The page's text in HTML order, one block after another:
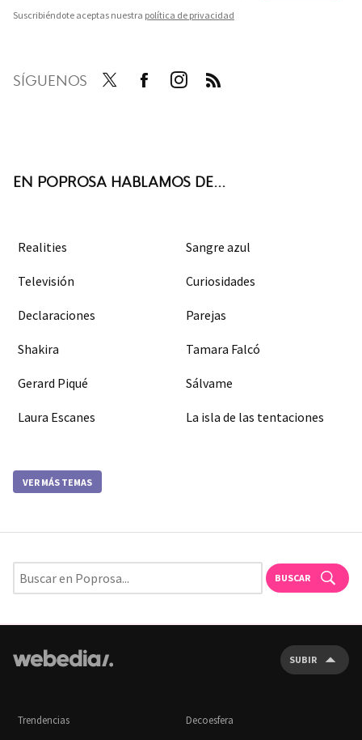
Suscribiéndote aceptas nuestra política de privacidad
SÍGUENOS
EN POPROSA HABLAMOS DE...
Realities Sangre azul
Televisión Curiosidades
Declaraciones Parejas
Shakira Tamara Falcó
Gerard Piqué Sálvame
Laura Escanes La isla de las tentaciones
VER MÁS TEMAS
BUSCAR
SUBIR
Trendencias Decoesfera